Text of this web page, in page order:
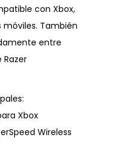
con Xbox,
móviles. También
entre
Xbox
Wireless